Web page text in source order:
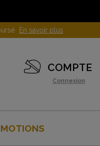
COMPTE
Connexion